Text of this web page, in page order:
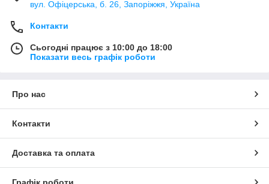
вул. Офіцерська, б. 26, Запоріжжя, Україна
Контакти
Сьогодні працює з 10:00 до 18:00
Показати весь графік роботи
Про нас
Контакти
Доставка та оплата